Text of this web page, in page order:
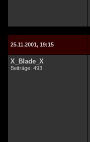
25.11.2001, 19:15
X_Blade_X
Beiträge: 493